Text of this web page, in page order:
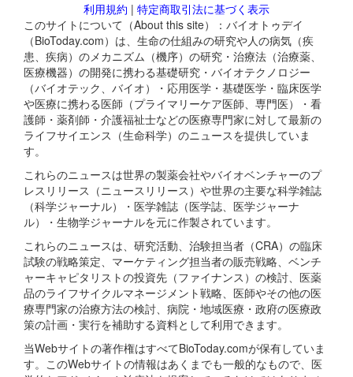
利用規約 | 特定商取引法に基づく表示
このサイトについて（About this site）：バイオトゥデイ
（BioToday.com）は、生命の仕組みの研究や人の病気（疾
患、疾病）のメカニズム（機序）の研究・治療法（治療薬、
医療機器）の開発に携わる基礎研究・バイオテクノロジー
（バイオテック、バイオ）・応用医学・基礎医学・臨床医学
や医療に携わる医師（プライマリーケア医師、専門医）・看
護師・薬剤師・介護福祉士などの医療専門家に対して最新の
ライフサイエンス（生命科学）のニュースを提供していま
す。
これらのニュースは世界の製薬会社やバイオベンチャーのプ
レスリリース（ニュースリリース）や世界の主要な科学雑誌
（科学ジャーナル）・医学雑誌（医学誌、医学ジャーナ
ル）・生物学ジャーナルを元に作製されています。
これらのニュースは、研究活動、治験担当者（CRA）の臨床
試験の戦略策定、マーケティング担当者の販売戦略、ベンチ
ャーキャピタリストの投資先（ファイナンス）の検討、医薬
品のライフサイクルマネージメント戦略、医師やその他の医
療専門家の治療方法の検討、病院・地域医療・政府の医療政
策の計画・実行を補助する資料として利用できます。
当Webサイトの著作権はすべてBioToday.comが保有していま
す。このWebサイトの情報はあくまでも一般的なもので、医